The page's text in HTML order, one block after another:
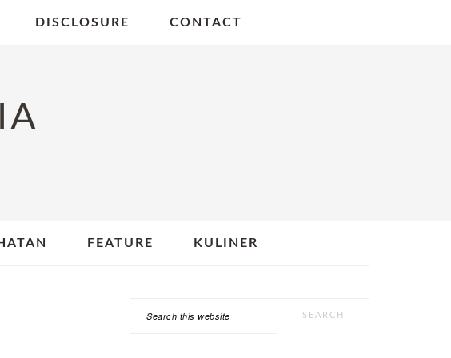
DISCLOSURE CONTACT
FEATURE KULINER
PRIMARY
Search